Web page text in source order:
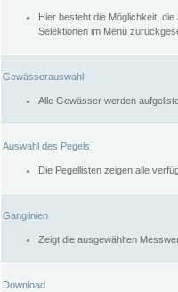
Hier besteht die Möglichkeit,
Selektionen im Menü
Gewässerauswahl
Alle Gewässer werden
Auswahl des Pegels
Die Pegellisten zeigen alle
Ganglinien
Zeigt die ausgewählten
Download